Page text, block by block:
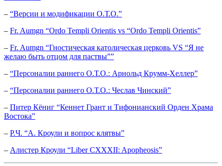
– “Версии и модификации О.Т.О.”
– Fr. Aumgn “Ordo Templi Orientis vs “Ordo Templi Orientis”
– Fr. Aumgn “Гностическая католическая церковь VS “Я не
желаю быть отцом для паствы””
– “Персоналии раннего О.Т.О.: Арнольд Крумм-Хеллер”
– “Персоналии раннего О.Т.О.: Чеслав Чинский”
– Питер Кёниг “Кеннет Грант и Тифонианский Орден Храма
Востока”
– Р.Ч. “А. Кроули и вопрос клятвы”
– Алистер Кроули “Liber CXXXII: Apopheosis”